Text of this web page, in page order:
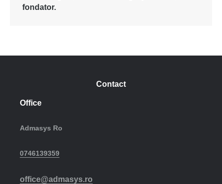
fondator.
Contact
Office
Admasys Ro
0746139359
office@admasys.ro